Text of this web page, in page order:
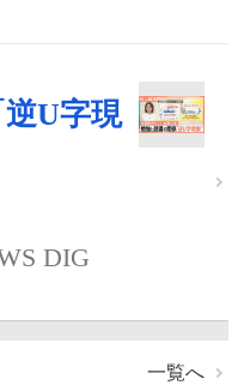
U字現
DIG
一覧へ